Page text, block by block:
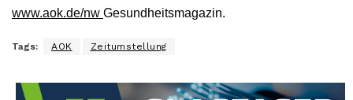
www.aok.de/nw Gesundheitsmagazin.
Tags: AOK Zeitumstellung